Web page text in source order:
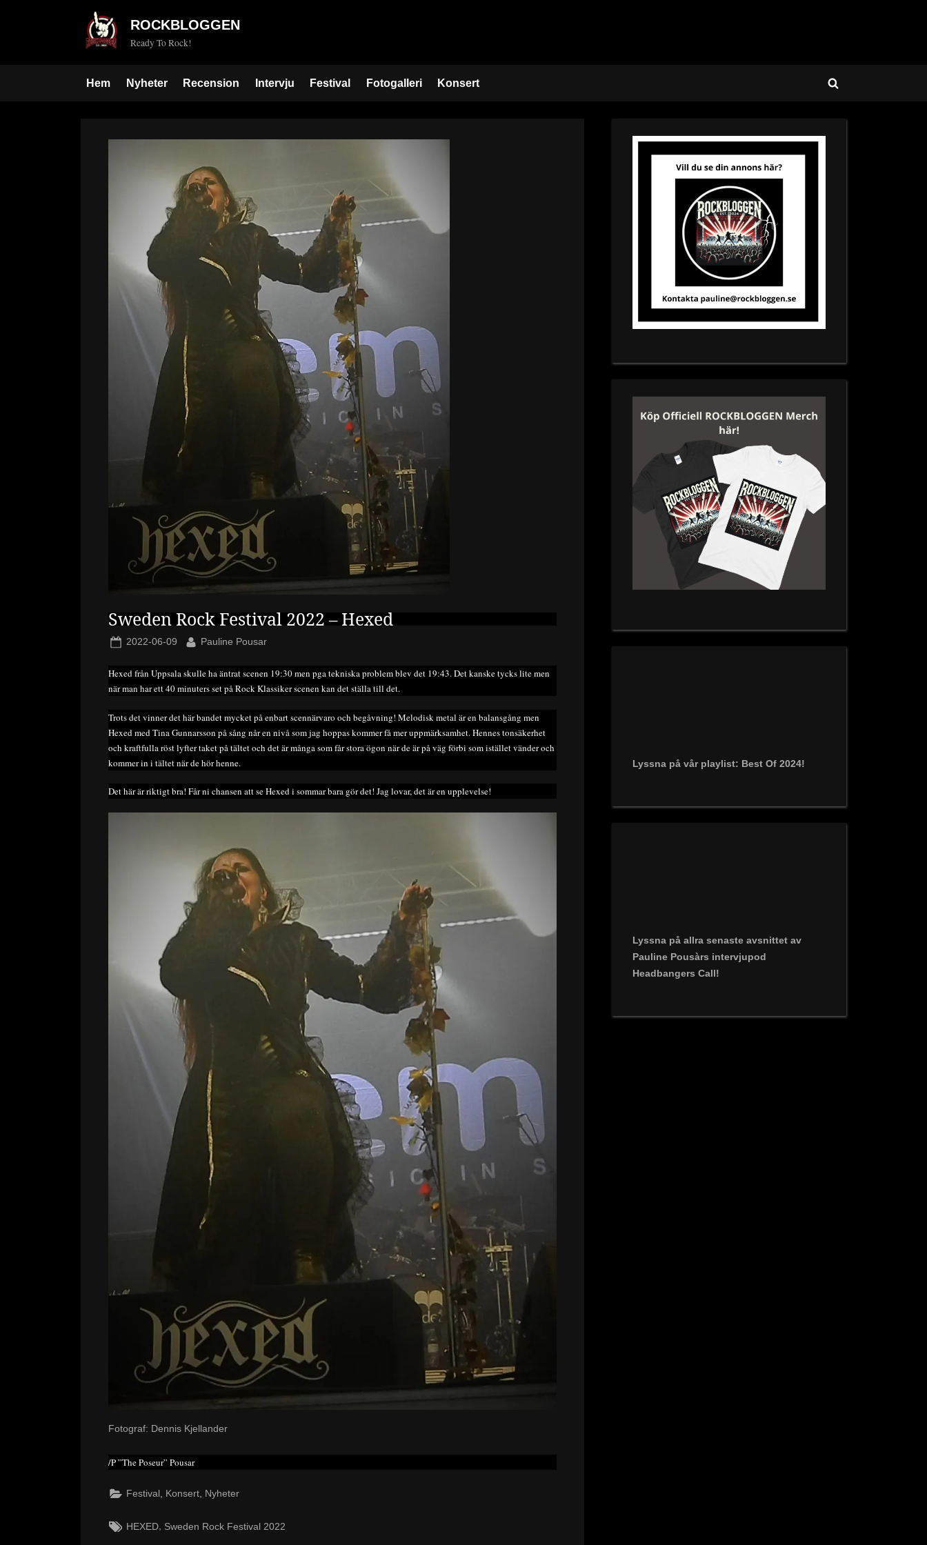
ROCKBLOGGEN
Ready To Rock!
Hem Nyheter Recension Intervju Festival Fotogalleri Konsert
Toggle
Sweden Rock Festival 2022 – Hexed
Posted
2022-06-09 By
Pauline Pousar
Hexed från Uppsala skulle ha äntrat scenen 19:30 men pga tekniska problem blev det 19:43. Det kanske tycks lite men
när man har ett 40 minuters set på Rock Klassiker scenen kan det ställa till det.
Trots det vinner det här bandet mycket på enbart scennärvaro och begåvning! Melodisk metal är en balansgång men
Hexed med Tina Gunnarsson på sång når en nivå som jag hoppas kommer få mer uppmärksamhet. Hennes tonsäkerhet
och kraftfulla röst lyfter taket på tältet och det är många som får stora ögon när de är på väg förbi som istället vänder och
kommer in i tältet när de hör henne.
Det här är riktigt bra! Får ni chansen att se Hexed i sommar bara gör det! Jag lovar, det är en upplevelse!
Fotograf: Dennis Kjellander
/P ”The Poseur” Pousar
Festival Konsert Nyheter
Tags:
HEXED Sweden Rock Festival 2022
Lyssna på vår playlist: Best Of 2024!
Lyssna på allra senaste avsnittet av
Pauline Pousàrs intervjupod
Headbangers Call!